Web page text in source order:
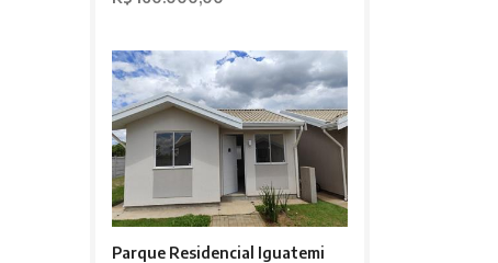
Parque Residencial Iguatemi